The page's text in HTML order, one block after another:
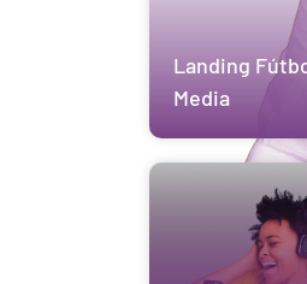
Landing
Media